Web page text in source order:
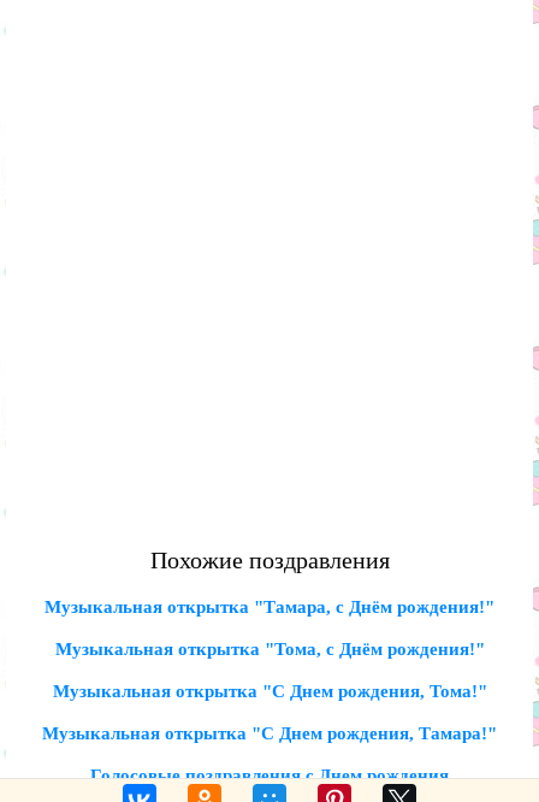
Похожие поздравления
Музыкальная открытка "Тамара, с Днём рождения!"
Музыкальная открытка "Тома, с Днём рождения!"
Музыкальная открытка "С Днем рождения, Тома!"
Музыкальная открытка "С Днем рождения, Тамара!"
Голосовые поздравления с Днем рождения